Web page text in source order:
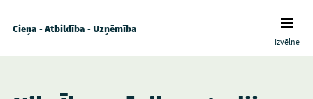
Cieņa - Atbildība - Uzņēmība
Izvēlne